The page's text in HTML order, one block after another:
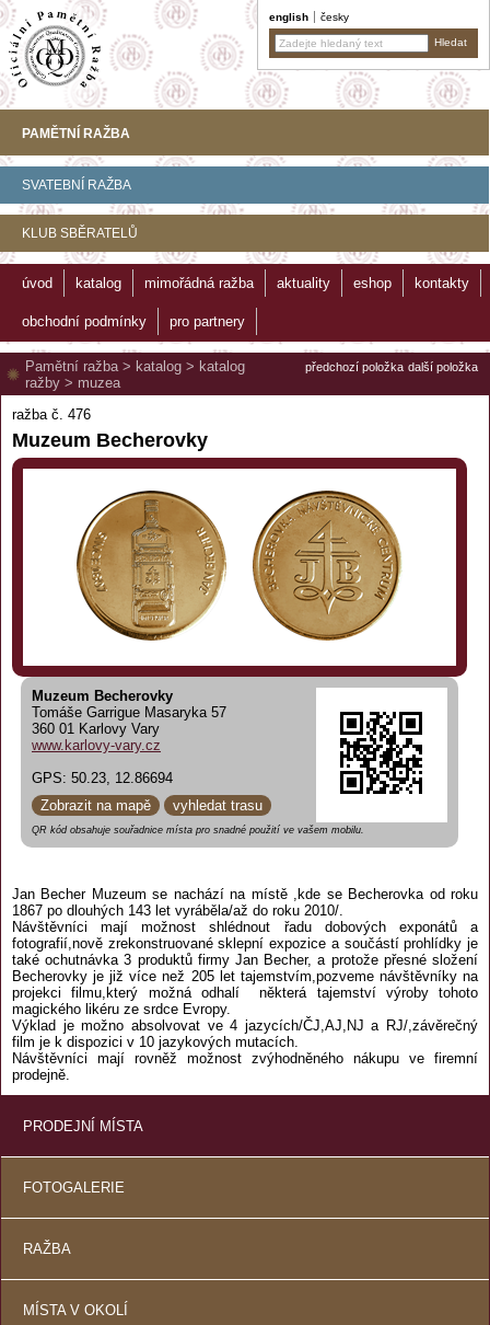
english česky
PAMĚTNÍ RAŽBA
SVATEBNÍ RAŽBA
KLUB SBĚRATELŮ
úvod katalog mimořádná ražba aktuality eshop kontakty
obchodní podmínky pro partnery
předchozí položka další položka
Pamětní ražba> katalog > katalog
ražby > muzea
ražba č. 476
Muzeum Becherovky
Muzeum Becherovky
Tomáše Garrigue Masaryka 57
360 01 Karlovy Vary
www.karlovy-vary.cz
GPS: 50.23, 12.86694
Zobrazit na mapě
vyhledat trasu
QR kód obsahuje souřadnice místa pro snadné použití ve vašem mobilu.
Jan Becher Muzeum se nachází na místě ,kde se Becherovka od roku
1867 po dlouhých 143 let vyráběla/až do roku 2010/.
Návštěvníci mají možnost shlédnout řadu dobových exponátů a
fotografií,nově zrekonstruované sklepní expozice a součástí prohlídky je
také ochutnávka 3 produktů firmy Jan Becher, a protože přesné složení
Becherovky je již více než 205 let tajemstvím,pozveme návštěvníky na
projekci filmu,který možná odhalí některá tajemství výroby tohoto
magického likéru ze srdce Evropy.
Výklad je možno absolvovat ve 4 jazycích/ČJ,AJ,NJ a RJ/,závěrečný
film je k dispozici v 10 jazykových mutacích.
Návštěvníci mají rovněž možnost zvýhodněného nákupu ve firemní
prodejně.
PRODEJNÍ MÍSTA
FOTOGALERIE
RAŽBA
MÍSTA V OKOLÍ